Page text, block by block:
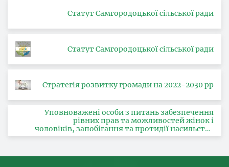
Статут Самгородоцької сільської ради
Статут Самгородоцької сільської ради
Стратегія розвитку громади на 2022-2030 рр
Уповноважені особи з питань забезпечення
рівних прав та можливостей жінок і
чоловіків, запобігання та протидії насильству
за ознакою статі, з питань здійснення заходів,